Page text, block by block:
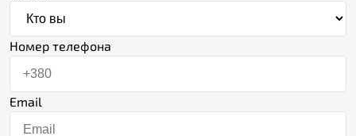
Номер телефона
Email